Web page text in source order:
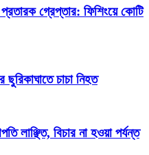
প্রতারক গ্রেপ্তার: ফিশিংয়ে কোটি
চাচা নিহত
লাঞ্ছিত, বিচার না হওয়া পর্যন্ত